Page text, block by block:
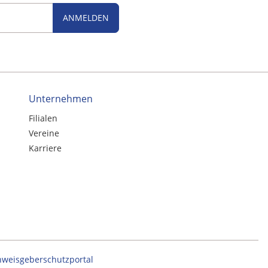
ANMELDEN
Unternehmen
Filialen
Vereine
Karriere